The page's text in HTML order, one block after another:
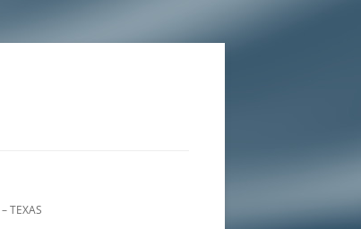
TEXAS